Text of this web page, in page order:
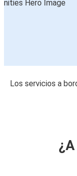
Los servicios a